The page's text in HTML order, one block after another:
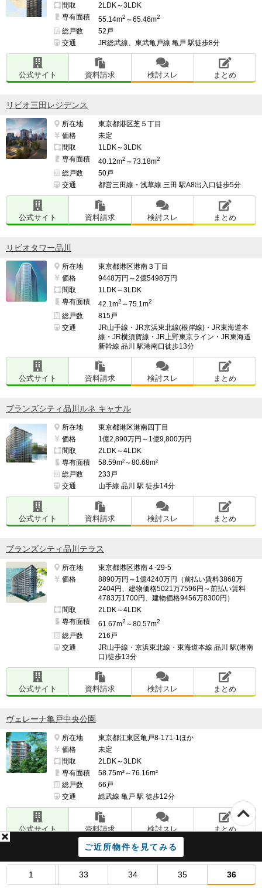
ご近所物件を見てみる
1 33 34 35 36
近くにはイオンのフードコートしかないため、飲食店が
少ないこと。
またイオン以外のスーパーができてきているがなかなか
イオンに勝てないので淘汰されてしまうこと。
━━━━━━━━━━━━━━━━━━━
交通・アクセスで良い点、気になる点
━━━━━━━━━━━━━━━━━━━
三つの駅を利用できるので行く方面に応じて駅を変える
ことができるので便利である。
また都バスも複数路線走っているので合わせて便利であ
三つの駅を共に徒歩10分以上なので疲れているときは、
少し苦痛であること。
特に雨の日は駅まで歩くとかなり濡れてしまうので嫌な
時がある。
ないので滅多には利用しない。
━━━━━━━━━━━━━━━━━━━
治安・安全の面で良い点、気になる点
━━━━━━━━━━━━━━━━━━━
夜も明るく道も歩道も広く暗がりの道もないので暴漢や
痴漢などが犯罪を起こしにくい地区であると思う。
駅までの道はほぼ直線なので視界もいい。
小学生や中学生が急激に増加しているために今後イタズ
ラとかが増加するかもしれないことを気にしています。
━━━━━━━━━━━━━━━━━━━
管理面で良い点、気になる点
━━━━━━━━━━━━━━━━━━━
管理会社の人が誠実丁寧でいつも明るく挨拶をしてく
れ、迅速な対応をしてくれることはとてもありがたいと
思います。
で掃除されていない時がありました。
その際は管理会社に連絡して掃除してくださいとお願い
をしに行きました。
━━━━━━━━━━━━━━━━━━━
このマンションの最も良い点
━━━━━━━━━━━━━━━━━━━
大規模世帯なので修繕積立の割合が高くなく、堅実に将
間取
2LDK～3LDK
専有面積
55.14m2 ～65.46m2
総戸数
52戸
交通
JR総武線、東武亀戸線 亀戸 駅徒歩8分
公式サイト 資料請求 検討スレ まとめ
リビオ三田レジデンス
所在地
東京都港区芝５丁目
価格
未定
間取
1LDK～3LDK
専有面積
40.12m2 ～73.18m2
総戸数
50戸
交通
都営三田線・浅草線 三田 駅A8出入口徒歩5分
公式サイト 資料請求 検討スレ まとめ
リビオタワー品川
所在地
東京都港区港南３丁目
価格
9448万円～2億5498万円
間取
1LDK～3LDK
専有面積
42.1m2 ～75.1m2
総戸数
815戸
交通
JR山手線・JR京浜東北線(根岸線)・JR東海道本
線・JR横須賀線・JR上野東京ライン・JR東海道
新幹線 品川 駅港南口徒歩13分
公式サイト 資料請求 検討スレ まとめ
ブランズシティ品川ルネ キャナル
所在地
東京都港区港南四丁目
価格
1億2,890万円～1億9,800万円
間取
2LDK～4LDK
専有面積
58.59m²～80.68m²
総戸数
233戸
交通
山手線 品川 駅 徒歩14分
公式サイト 資料請求 検討スレ まとめ
ブランズシティ品川テラス
所在地
東京都港区港南４-29-5
価格
8890万円～1億4240万円（前払い賃料3868万
2404円、建物価格5021万7596円～前払い賃料
4783万1700円、建物価格9456万8300円）
間取
2LDK～4LDK
専有面積
61.67m2 ～80.57m2
総戸数
216戸
交通
JR山手線・京浜東北線・東海道本線 品川 駅(港南
口)徒歩13分
公式サイト 資料請求 検討スレ まとめ
ヴェレーナ亀戸中央公園
所在地
東京都江東区亀戸8-171-1ほか
価格
未定
間取
2LDK～3LDK
専有面積
58.75m²～76.16m²
総戸数
66戸
交通
総武線 亀戸 駅 徒歩12分
公式サイト 資料請求 検討スレ まとめ
プレティナレジデンス浅草
所在地
東京都台東区浅草６-307-1